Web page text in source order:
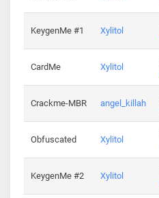
KeygenMe #1 Xylitol
CardMe Xylitol
Crackme-MBR angel_killah
Obfuscated Xylitol
KeygenMe #2 Xylitol